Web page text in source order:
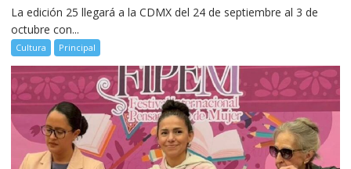
La edición 25 llegará a la CDMX del 24 de septiembre al 3 de
octubre con...
Cultura Principal